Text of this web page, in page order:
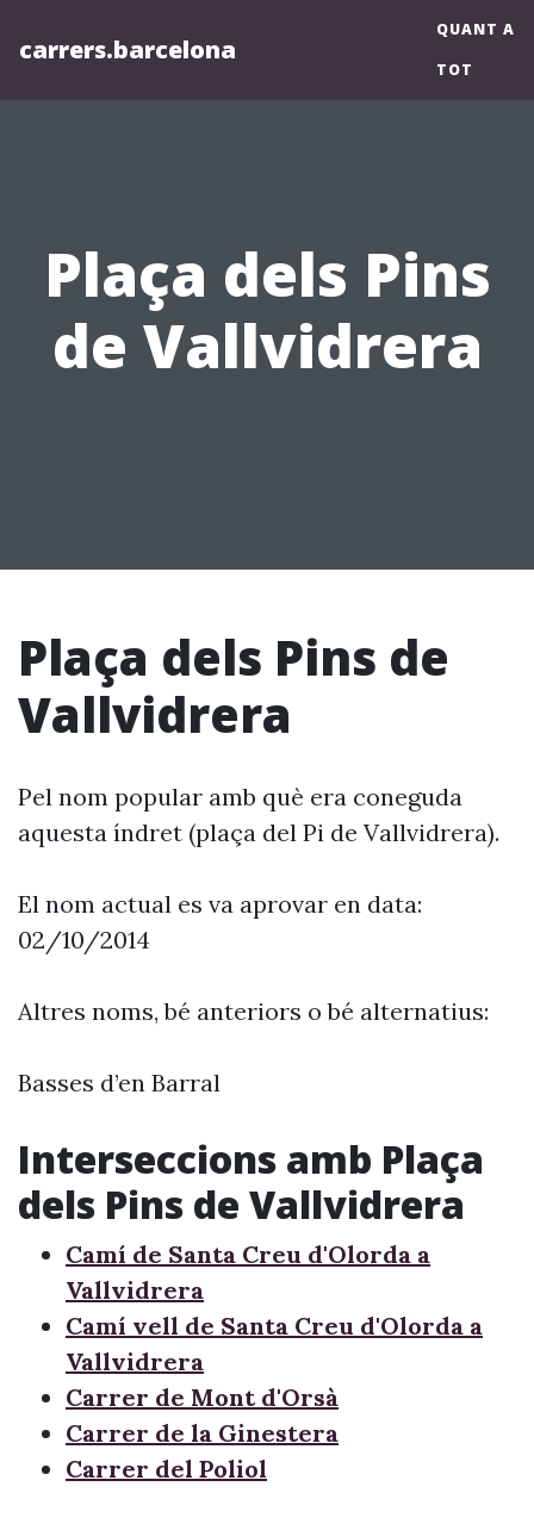
carrers.barcelona
QUANT A
TOT
Plaça dels Pins
de Vallvidrera
Plaça dels Pins de
Vallvidrera
Pel nom popular amb què era coneguda
aquesta índret (plaça del Pi de Vallvidrera).
El nom actual es va aprovar en data:
02/10/2014
Altres noms, bé anteriors o bé alternatius:
Basses d’en Barral
Interseccions amb Plaça
dels Pins de Vallvidrera
Camí de Santa Creu d'Olorda a
Vallvidrera
Camí vell de Santa Creu d'Olorda a
Vallvidrera
Carrer de Mont d'Orsà
Carrer de la Ginestera
Carrer del Poliol